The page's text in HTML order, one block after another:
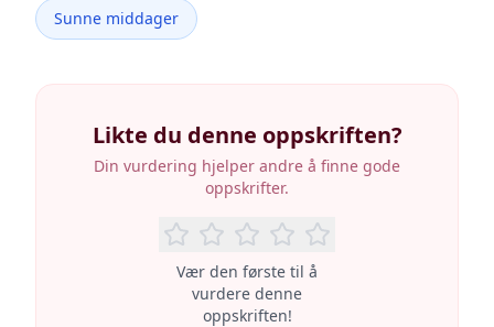
Sunne middager
Likte du denne oppskriften?
Din vurdering hjelper andre å finne gode
oppskrifter.
Vær den første til å
vurdere denne
oppskriften!